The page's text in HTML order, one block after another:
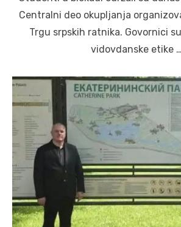
Centralni deo okupljanja
Trgu srpskih ratnika. Govornici
vidovdanske etike …